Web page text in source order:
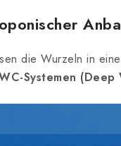
die Wurzeln in
Systemen